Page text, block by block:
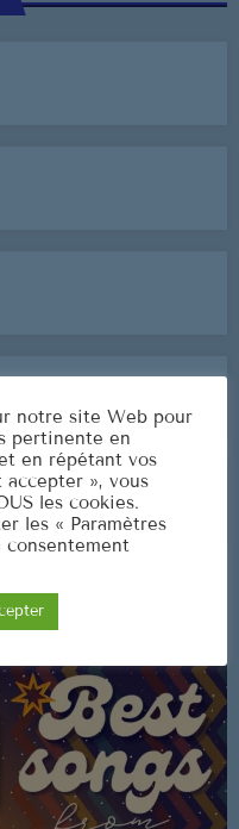
notre site Web pour
pertinente en
en répétant vos
», vous
les cookies.
les « Paramètres
consentement